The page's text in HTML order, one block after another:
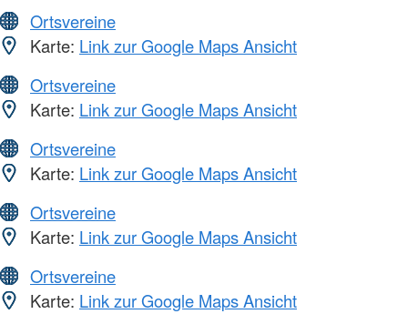
Ortsvereine
Karte: Link zur Google Maps Ansicht
Ortsvereine
Karte: Link zur Google Maps Ansicht
Ortsvereine
Karte: Link zur Google Maps Ansicht
Ortsvereine
Karte: Link zur Google Maps Ansicht
Ortsvereine
Karte: Link zur Google Maps Ansicht